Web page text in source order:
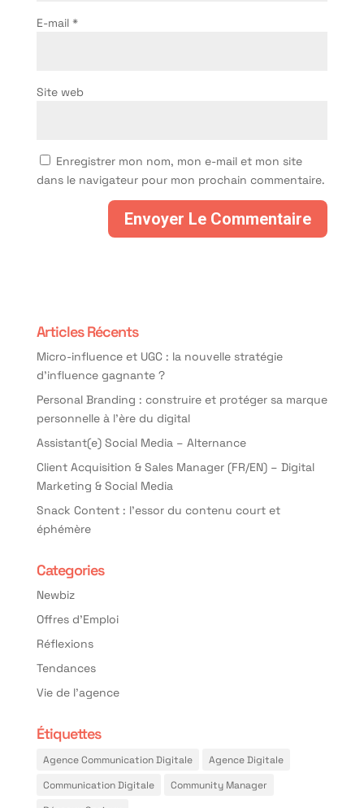
E-mail *
Site web
Enregistrer mon nom, mon e-mail et mon site
dans le navigateur pour mon prochain commentaire.
Articles Récents
Micro-influence et UGC : la nouvelle stratégie
d’influence gagnante ?
Personal Branding : construire et protéger sa marque
personnelle à l’ère du digital
Assistant(e) Social Media – Alternance
Client Acquisition & Sales Manager (FR/EN) – Digital
Marketing & Social Media
Snack Content : l’essor du contenu court et
éphémère
Categories
Newbiz
Offres d'Emploi
Réflexions
Tendances
Vie de l'agence
Étiquettes
Agence Communication Digitale
Agence Digitale
Communication Digitale
Community Manager